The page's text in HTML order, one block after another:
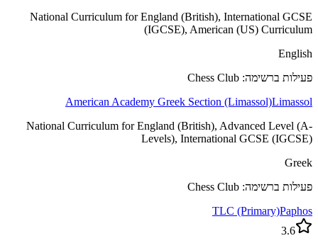
National Curriculum for England (British), International GCSE
(IGCSE), American (US) Curriculum
English
פעילות ברשימה: Chess Club
American Academy Greek Section (Limassol)Limassol
National Curriculum for England (British), Advanced Level (A-
Levels), International GCSE (IGCSE)
Greek
פעילות ברשימה: Chess Club
TLC (Primary)Paphos
3.6